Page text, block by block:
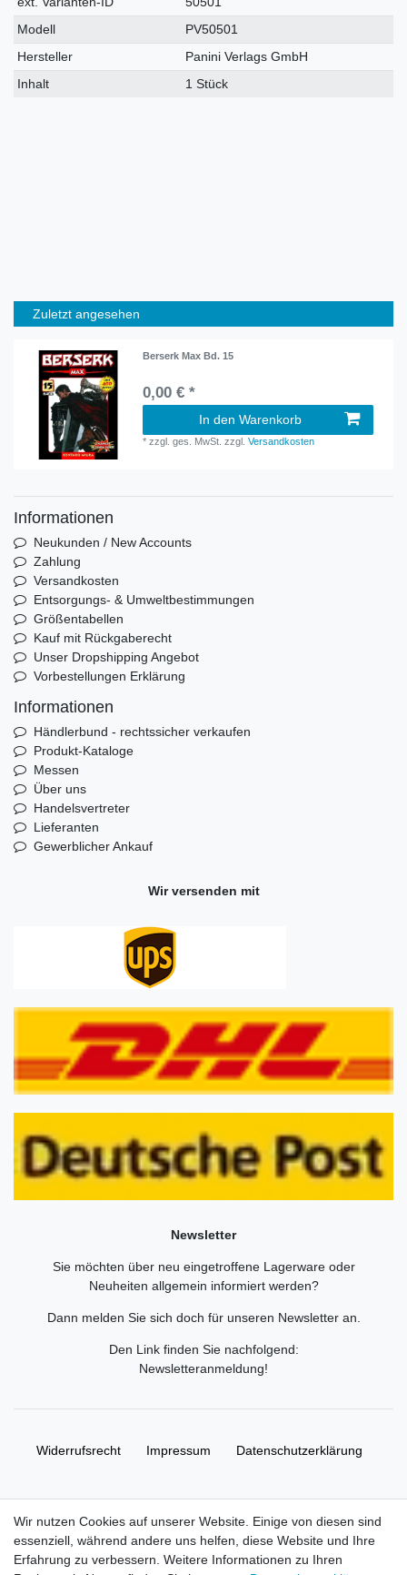
Modell
PV50501
Hersteller
Panini Verlags GmbH
Inhalt
1 Stück
Zuletzt angesehen
Berserk Max Bd. 15
0,00 € *
In den Warenkorb
*zzgl. ges. MwSt. zzgl.Versandkosten
Informationen
Neukunden / New Accounts
Zahlung
Versandkosten
Entsorgungs- & Umweltbestimmungen
Größentabellen
Kauf mit Rückgaberecht
Unser Dropshipping Angebot
Vorbestellungen Erklärung
Informationen
Händlerbund - rechtssicher verkaufen
Produkt-Kataloge
Messen
Über uns
Handelsvertreter
Lieferanten
Gewerblicher Ankauf
Wir versenden mit
Newsletter
Sie möchten über neu eingetroffene Lagerware oder
Neuheiten allgemein informiert werden?
Dann melden Sie sich doch für unseren Newsletter an.
Den Link finden Sie nachfolgend:
Newsletteranmeldung!
Widerrufs­recht Impressum Daten­schutz­erklärung
© Copyright 2026 | Alle Rechte vorbehalten. HL-
Wir nutzen Cookies auf unserer Website. Einige von diesen sind
essenziell, während andere uns helfen, diese Website und Ihre
Erfahrung zu verbessern. Weitere Informationen zu Ihren